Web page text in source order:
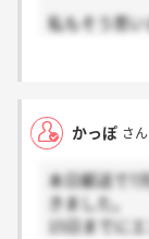
私もそう思
近いうちに
すよね！
かっぽ さん
本日郵送で7
きました。
15日までに